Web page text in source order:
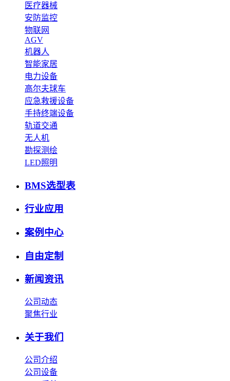
医疗器械
安防监控
物联网
AGV
机器人
智能家居
电力设备
高尔夫球车
应急救援设备
手持终端设备
轨道交通
无人机
勘探测绘
LED照明
BMS选型表
行业应用
案例中心
自由定制
新闻资讯
公司动态
聚焦行业
关于我们
公司介绍
公司设备